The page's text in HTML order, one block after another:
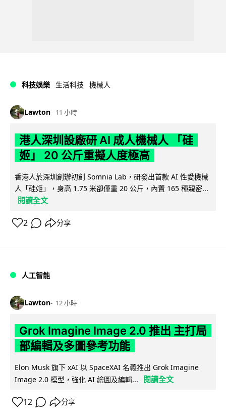
科技娛樂 生活科技 機械人
Lawton 11 小時
港人深圳設廠研 AI 成人機械人 「硅
姬」 20 公斤重擬人度極高
香港人於深圳創辦初創 Somnia Lab，研發出首款 AI 性愛機械
人「硅姬」，身高 1.75 米卻僅重 20 公斤，內置 165 種親密...
閱讀全文
2 分享
人工智能
Lawton 12 小時
Grok Imagine Image 2.0 推出 主打局
部編輯及多圖參考功能
Elon Musk 旗下 xAI 以 SpaceXAI 名義推出 Grok Imagine
Image 2.0 模型，強化 AI 繪圖及編輯...
閱讀全文
12 分享